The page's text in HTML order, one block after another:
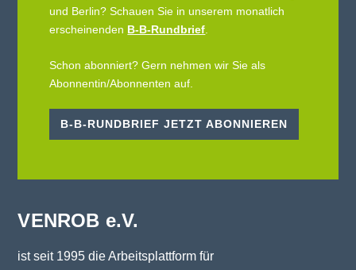
und Berlin? Schauen Sie in unserem monatlich
erscheinenden B-B-Rundbrief
Schon abonniert? Gern nehmen wir Sie als
Abonnentin/Abonnenten auf.
B-B-RUNDBRIEF JETZT ABONNIEREN
VENROB e.V.
ist seit 1995 die Arbeitsplattform für